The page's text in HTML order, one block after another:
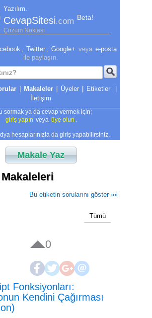
Yazılım.
CevapSitesi.com Beta!
Çözüm Noktası
Twitter Google+ veya e-posta
ile paylaşın.
| Makaleler | Üyeler | Etiketler
|
İletişim
sormak ya da cevap vermek için;
giriş yapın veya üye olun
hesaplarınızla da giriş yapabilirsiniz.
Makale Yaz
Makaleleri
Bu etiketin sorularını göster »»
Tümü
0
Fonksiyonları:
Kendini Çağırması